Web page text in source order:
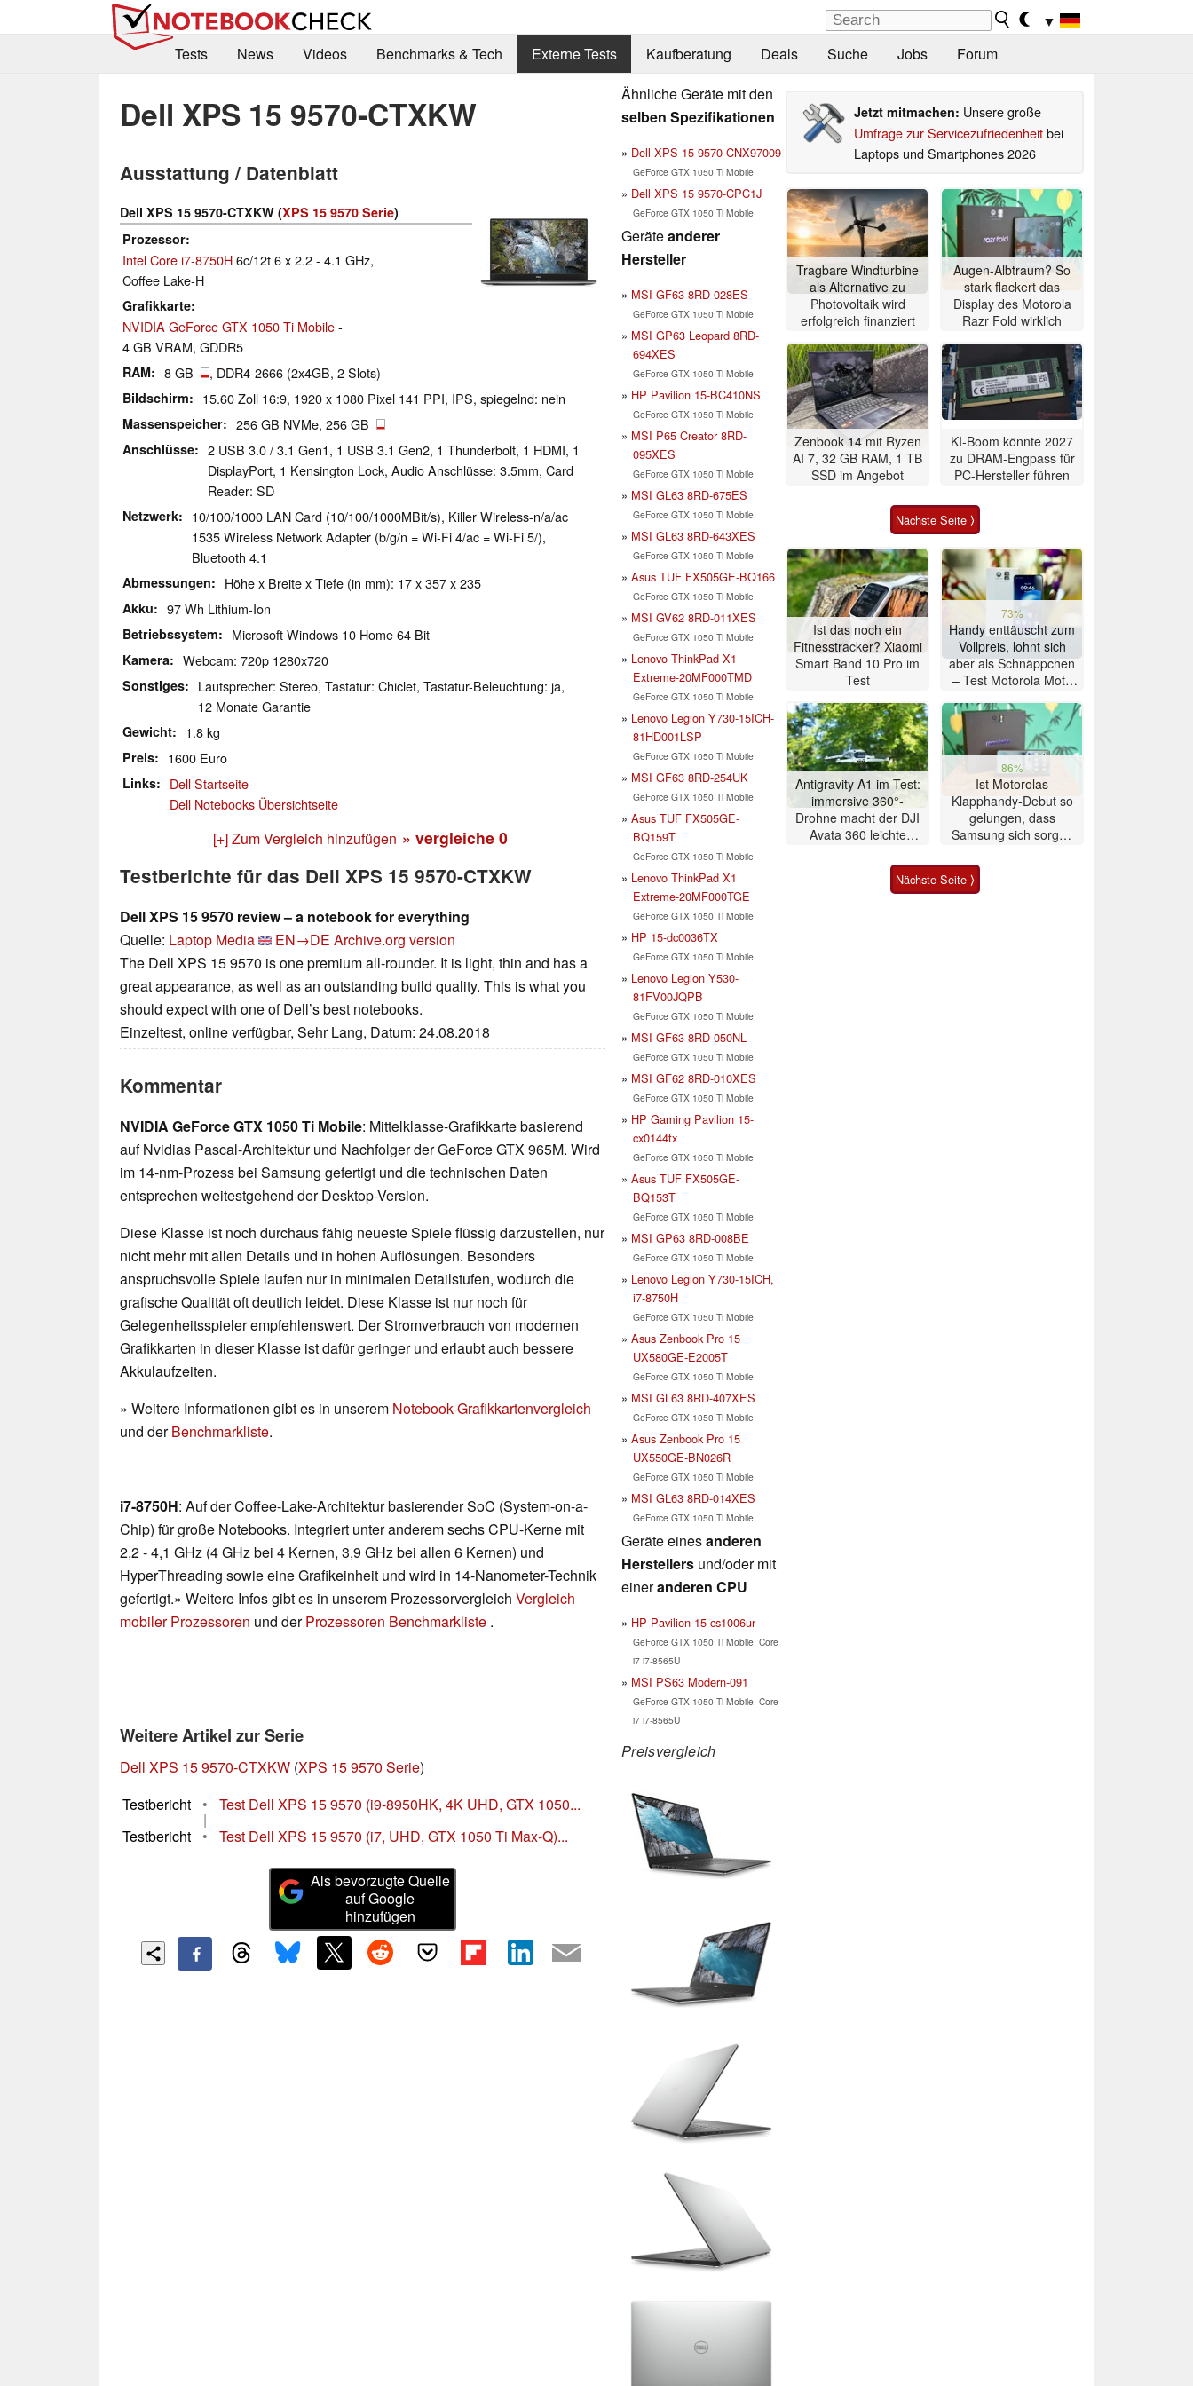
▼
Tests
News Videos Benchmarks & Tech Externe Tests Kaufberatung Deals Suche Jobs Forum
Dell XPS 15 9570-CTXKW
Ausstattung / Datenblatt
Dell XPS 15 9570-CTXKW (XPS 15 9570 Serie)
Prozessor
Intel Core i7-8750H6c/12t 6 x 2.2 - 4.1 GHz,
Coffee Lake-H
Grafikkarte
NVIDIA GeForce GTX 1050 Ti Mobile-
4 GB VRAM, GDDR5
RAM 8 GB , DDR4-2666 (2x4GB, 2 Slots)
Bildschirm 15.60 Zoll 16:9, 1920 x 1080 Pixel 141 PPI, IPS, spiegelnd: nein
Massenspeicher 256 GB NVMe, 256 GB
Anschlüsse
2 USB 3.0 / 3.1 Gen1, 1 USB 3.1 Gen2, 1 Thunderbolt, 1 HDMI, 1
DisplayPort, 1 Kensington Lock, Audio Anschlüsse: 3.5mm, Card
Reader: SD
Netzwerk
10/100/1000 LAN Card (10/100/1000MBit/s), Killer Wireless-n/a/ac
1535 Wireless Network Adapter (b/g/n = Wi-Fi 4/ac = Wi-Fi 5/),
Bluetooth 4.1
Abmessungen Höhe x Breite x Tiefe (in mm): 17 x 357 x 235
Akku 97 Wh Lithium-Ion
Betriebssystem Microsoft Windows 10 Home 64 Bit
Kamera Webcam: 720p 1280x720
Sonstiges
Lautsprecher: Stereo, Tastatur: Chiclet, Tastatur-Beleuchtung: ja,
12 Monate Garantie
Gewicht 1.8 kg
Preis 1600 Euro
Links
Dell Startseite
Dell Notebooks Übersichtseite
[+] Zum Vergleich hinzufügen » vergleiche 0
Testberichte für das Dell XPS 15 9570-CTXKW
Dell XPS 15 9570 review – a notebook for everything
Quelle: Laptop Media EN→DE Archive.org version
The Dell XPS 15 9570 is one premium all-rounder. It is light, thin and has a
great appearance, as well as an outstanding build quality. This is what you
should expect with one of Dell’s best notebooks.
Einzeltest, online verfügbar, Sehr Lang, Datum: 24.08.2018
Kommentar
NVIDIA GeForce GTX 1050 Ti Mobile: Mittelklasse-Grafikkarte basierend
auf Nvidias Pascal-Architektur und Nachfolger der GeForce GTX 965M. Wird
im 14-nm-Prozess bei Samsung gefertigt und die technischen Daten
entsprechen weitestgehend der Desktop-Version.
Diese Klasse ist noch durchaus fähig neueste Spiele flüssig darzustellen, nur
nicht mehr mit allen Details und in hohen Auflösungen. Besonders
anspruchsvolle Spiele laufen nur in minimalen Detailstufen, wodurch die
grafische Qualität oft deutlich leidet. Diese Klasse ist nur noch für
Gelegenheitsspieler empfehlenswert. Der Stromverbrauch von modernen
Grafikkarten in dieser Klasse ist dafür geringer und erlaubt auch bessere
Akkulaufzeiten.
» Weitere Informationen gibt es in unserem Notebook-Grafikkartenvergleich
und derBenchmarkliste.
i7-8750H: Auf der Coffee-Lake-Architektur basierender SoC (System-on-a-
Chip) für große Notebooks. Integriert unter anderem sechs CPU-Kerne mit
2,2 - 4,1 GHz (4 GHz bei 4 Kernen, 3,9 GHz bei allen 6 Kernen) und
HyperThreading sowie eine Grafikeinheit und wird in 14-Nanometer-Technik
gefertigt.» Weitere Infos gibt es in unserem Prozessorvergleich Vergleich
mobiler Prozessoren und derProzessoren Benchmarkliste .
Weitere Artikel zur Serie
Dell XPS 15 9570-CTXKW (XPS 15 9570 Serie)
Testbericht
• Test Dell XPS 15 9570 (i9-8950HK, 4K UHD, GTX 1050...
|
Testbericht
• Test Dell XPS 15 9570 (i7, UHD, GTX 1050 Ti Max-Q)...
Als bevorzugte Quelle
auf Google
hinzufügen
Ähnliche Geräte mit den
selben Spezifikationen
Dell XPS 15 9570 CNX97009
GeForce GTX 1050 Ti Mobile
Dell XPS 15 9570-CPC1J
GeForce GTX 1050 Ti Mobile
Geräteanderer
Hersteller
MSI GF63 8RD-028ES
GeForce GTX 1050 Ti Mobile
MSI GP63 Leopard 8RD-
694XES
GeForce GTX 1050 Ti Mobile
HP Pavilion 15-BC410NS
GeForce GTX 1050 Ti Mobile
MSI P65 Creator 8RD-
095XES
GeForce GTX 1050 Ti Mobile
MSI GL63 8RD-675ES
GeForce GTX 1050 Ti Mobile
MSI GL63 8RD-643XES
GeForce GTX 1050 Ti Mobile
Asus TUF FX505GE-BQ166
GeForce GTX 1050 Ti Mobile
MSI GV62 8RD-011XES
GeForce GTX 1050 Ti Mobile
Lenovo ThinkPad X1
Extreme-20MF000TMD
GeForce GTX 1050 Ti Mobile
Lenovo Legion Y730-15ICH-
81HD001LSP
GeForce GTX 1050 Ti Mobile
MSI GF63 8RD-254UK
GeForce GTX 1050 Ti Mobile
Asus TUF FX505GE-
BQ159T
GeForce GTX 1050 Ti Mobile
Lenovo ThinkPad X1
Extreme-20MF000TGE
GeForce GTX 1050 Ti Mobile
HP 15-dc0036TX
GeForce GTX 1050 Ti Mobile
Lenovo Legion Y530-
81FV00JQPB
GeForce GTX 1050 Ti Mobile
MSI GF63 8RD-050NL
GeForce GTX 1050 Ti Mobile
MSI GF62 8RD-010XES
GeForce GTX 1050 Ti Mobile
HP Gaming Pavilion 15-
cx0144tx
GeForce GTX 1050 Ti Mobile
Asus TUF FX505GE-
BQ153T
GeForce GTX 1050 Ti Mobile
MSI GP63 8RD-008BE
GeForce GTX 1050 Ti Mobile
Lenovo Legion Y730-15ICH,
i7-8750H
GeForce GTX 1050 Ti Mobile
Asus Zenbook Pro 15
UX580GE-E2005T
GeForce GTX 1050 Ti Mobile
MSI GL63 8RD-407XES
GeForce GTX 1050 Ti Mobile
Asus Zenbook Pro 15
UX550GE-BN026R
GeForce GTX 1050 Ti Mobile
MSI GL63 8RD-014XES
GeForce GTX 1050 Ti Mobile
Geräte einesanderen
Herstellers und/oder mit
eineranderen CPU
HP Pavilion 15-cs1006ur
GeForce GTX 1050 Ti Mobile, Core
i7 i7-8565U
MSI PS63 Modern-091
GeForce GTX 1050 Ti Mobile, Core
i7 i7-8565U
Preisvergleich
Jetzt mitmachen: Unsere große
Umfrage zur Servicezufriedenheitbei
Laptops und Smartphones 2026
Tragbare Windturbine
als Alternative zu
Photovoltaik wird
erfolgreich finanziert
Augen-Albtraum? So
stark flackert das
Display des Motorola
Razr Fold wirklich
Zenbook 14 mit Ryzen
AI 7, 32 GB RAM, 1 TB
SSD im Angebot
KI-Boom könnte 2027
zu DRAM-Engpass für
PC-Hersteller führen
Nächste Seite ⟩
Ist das noch ein
Fitnesstracker? Xiaomi
Smart Band 10 Pro im
Test
73%
Handy enttäuscht zum
Vollpreis, lohnt sich
aber als Schnäppchen
– Test Motorola Moto
Antigravity A1 im Test:
immersive 360°-
Drohne macht der DJI
Avata 360 leichte
86%
Ist Motorolas
Klapphandy-Debut so
gelungen, dass
Samsung sich sorgen
Smartphone im Test
Nächste Seite ⟩